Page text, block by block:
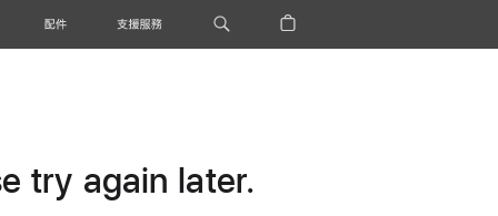
配件 支援服務
try again later.